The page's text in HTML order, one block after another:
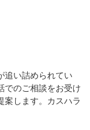
追い詰められてい
のご相談をお受け
案します。カスハラ